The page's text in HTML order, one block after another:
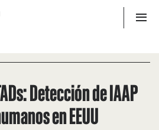
Detección de IAAP
en EEUU